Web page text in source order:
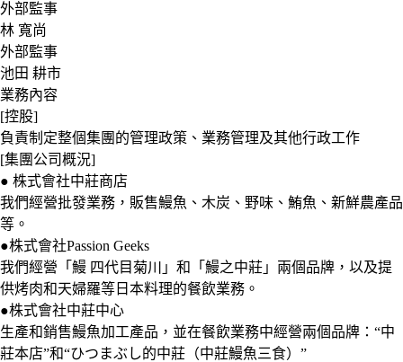
外部監事
林 寬尚
外部監事
池田 耕市
業務內容
[控股]
負責制定整個集團的管理政策、業務管理及其他行政工作
[集團公司概況]
● 株式會社中莊商店
我們經營批發業務，販售鰻魚、木炭、野味、鮪魚、新鮮農產品
等。
●株式會社Passion Geeks
我們經營「鰻 四代目菊川」和「鰻之中莊」兩個品牌，以及提
供烤肉和天婦羅等日本料理的餐飲業務。
●株式會社中莊中心
生產和銷售鰻魚加工產品，並在餐飲業務中經營兩個品牌：“中
莊本店”和“ひつまぶし的中莊（中莊鰻魚三食）”